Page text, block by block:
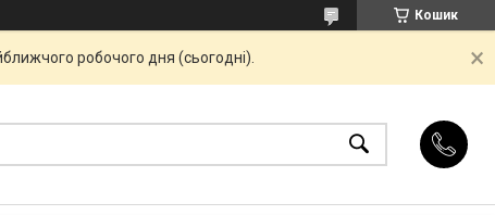
Кошик
робочого дня (сьогодні).